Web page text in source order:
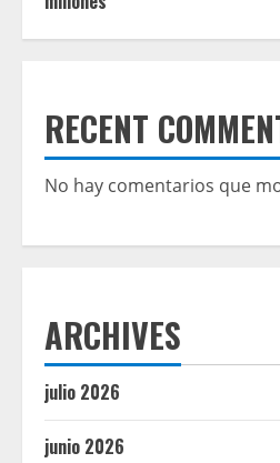
RECENT
No hay comentarios que
ARCHIVES
julio 2026
junio 2026